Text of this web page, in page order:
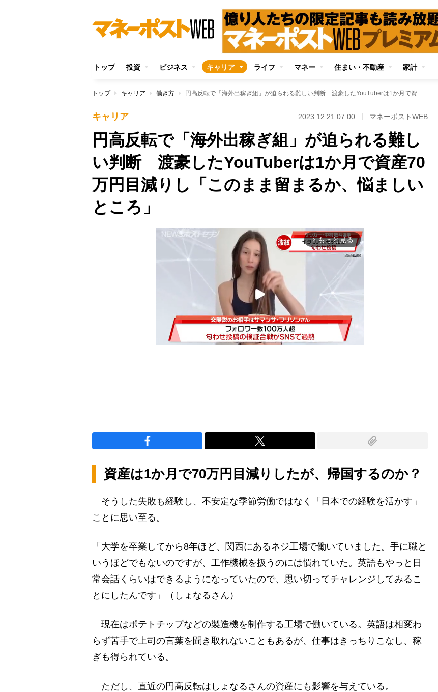
トップ 投資 ビジネス キャリア ライフ マネー 住まい・不動産 家計
トップ キャリア 働き方 円高反転で「海外出稼ぎ組」が迫られる難しい判断 渡豪したYouTuberは1か月で資産70万円目減りし「このまま留まるか、悩ましいところ」
キャリア 2023.12.21 07:00 マネーポストWEB
円高反転で「海外出稼ぎ組」が迫られる難し
い判断 渡豪したYouTuberは1か月で資産70
万円目減りし「このまま留まるか、悩ましい
ところ」
arrow_forward_ios もっと見る
資産は1か月で70万円目減りしたが、帰国するのか？
そうした失敗も経験し、不安定な季節労働ではなく「日本での経験を活かす」
ことに思い至る。
「大学を卒業してから8年ほど、関西にあるネジ工場で働いていました。手に職と
いうほどでもないのですが、工作機械を扱うのには慣れていた。英語もやっと日
常会話くらいはできるようになっていたので、思い切ってチャレンジしてみるこ
とにしたんです」（しょなるさん）
現在はポテトチップなどの製造機を制作する工場で働いている。英語は相変わ
らず苦手で上司の言葉を聞き取れないこともあるが、仕事はきっちりこなし、稼
ぎも得られている。
ただし、直近の円高反転はしょなるさんの資産にも影響を与えている。